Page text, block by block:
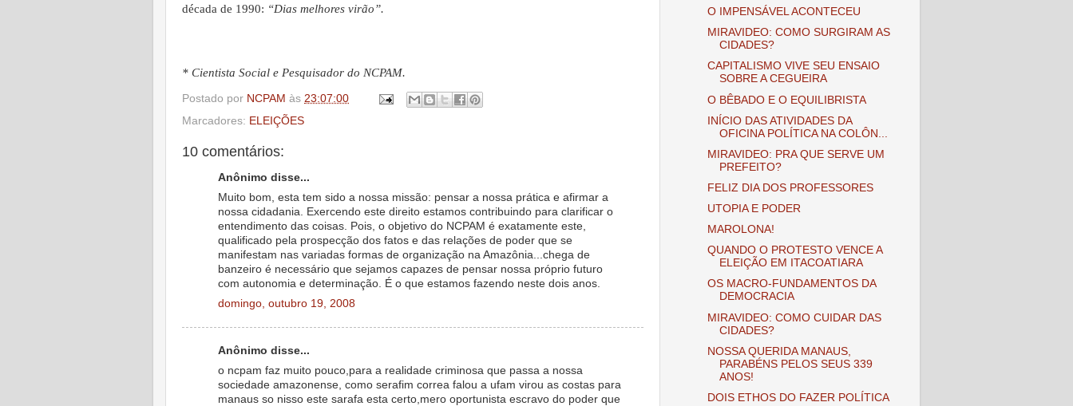
década de 1990: “Dias melhores virão”.
* Cientista Social e Pesquisador do NCPAM.
Postado por NCPAM às 23:07:00
Marcadores: ELEIÇÕES
10 comentários:
Anônimo disse...
Muito bom, esta tem sido a nossa missão: pensar a nossa prática e afirmar a
nossa cidadania. Exercendo este direito estamos contribuindo para clarificar o
entendimento das coisas. Pois, o objetivo do NCPAM é exatamente este,
qualificado pela prospecção dos fatos e das relações de poder que se
manifestam nas variadas formas de organização na Amazônia...chega de
banzeiro é necessário que sejamos capazes de pensar nossa próprio futuro
com autonomia e determinação. É o que estamos fazendo neste dois anos.
domingo, outubro 19, 2008
Anônimo disse...
o ncpam faz muito pouco,para a realidade criminosa que passa a nossa
sociedade amazonense, como serafim correa falou a ufam virou as costas para
manaus so nisso este sarafa esta certo,mero oportunista escravo do poder que
O IMPENSÁVEL ACONTECEU
MIRAVIDEO: COMO SURGIRAM AS
CIDADES?
CAPITALISMO VIVE SEU ENSAIO
SOBRE A CEGUEIRA
O BÊBADO E O EQUILIBRISTA
INÍCIO DAS ATIVIDADES DA
OFICINA POLÍTICA NA COLÔN...
MIRAVIDEO: PRA QUE SERVE UM
PREFEITO?
FELIZ DIA DOS PROFESSORES
UTOPIA E PODER
MAROLONA!
QUANDO O PROTESTO VENCE A
ELEIÇÃO EM ITACOATIARA
OS MACRO-FUNDAMENTOS DA
DEMOCRACIA
MIRAVIDEO: COMO CUIDAR DAS
CIDADES?
NOSSA QUERIDA MANAUS,
PARABÉNS PELOS SEUS 339
ANOS!
DOIS ETHOS DO FAZER POLÍTICA